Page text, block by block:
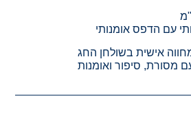
עם הדפס אומנותי
אישית בשולחן החג